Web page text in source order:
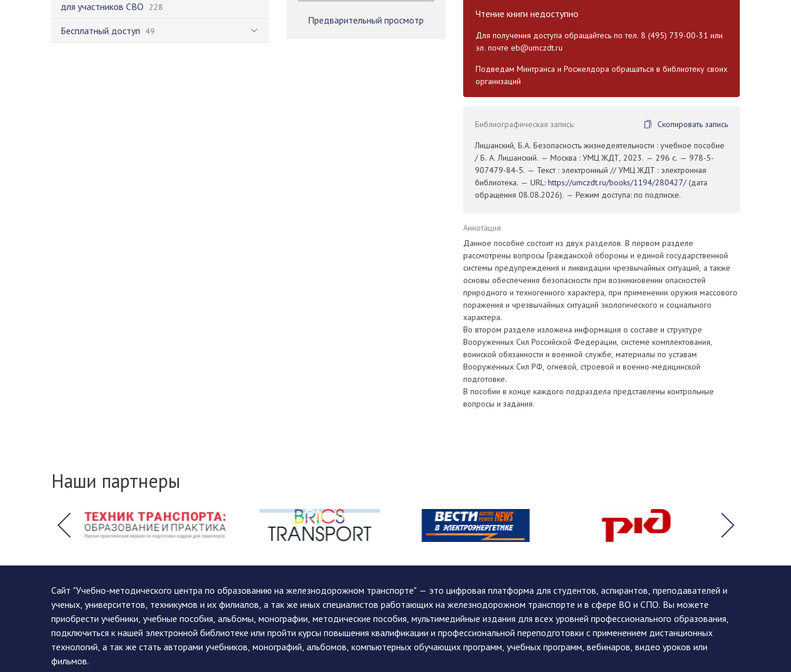
для участников СВО 228
Бесплатный доступ 49
Предварительный просмотр
Чтение книги недоступно
Для получения доступа обращайтесь по тел. 8 (495) 739-00-31 или
эл. почте eb@umczdt.ru
Подведам Минтранса и Росжелдора обращаться в библиотеку своих
организаций
Библиографическая запись:
Скопировать запись
Лишанский, Б.А. Безопасность жизнедеятельности : учебное пособие
/ Б. А. Лишанский. — Москва : УМЦ ЖДТ, 2023. — 296 с. — 978-5-
907479-84-5. — Текст : электронный // УМЦ ЖДТ : электронная
библиотека. — URL: https://umczdt.ru/books/1194/280427/(дата
обращения 08.08.2026). — Режим доступа: по подписке.
Аннотация
Данное пособие состоит из двух разделов. В первом разделе
рассмотрены вопросы Гражданской обороны и единой государственной
системы предупреждения и ликвидации чрезвычайных ситуаций, а также
основы обеспечения безопасности при возникновении опасностей
природного и техногенного характера, при применении оружия массового
поражения и чрезвычайных ситуаций экологического и социального
характера.
Во втором разделе изложена информация о составе и структуре
Вооруженных Сил Российской Федерации, системе комплектования,
воинской обязанности и военной службе, материалы по уставам
Вооруженных Сил РФ, огневой, строевой и военно-медицинской
подготовке.
В пособии в конце каждого подраздела представлены контрольные
вопросы и задания.
Наши партнеры
Сайт "Учебно-методического центра по образованию на железнодорожном транспорте" — это цифровая платформа для студентов, аспирантов, преподавателей и
ученых, университетов, техникумов и их филиалов, а так же иных специалистов работающих на железнодорожном транспорте и в сфере ВО и СПО. Вы можете
приобрести учебники, учебные пособия, альбомы, монографии, методические пособия, мультимедийные издания для всех уровней профессионального образования,
подключиться к нашей электронной библиотеке или пройти курсы повышения квалификации и профессиональной переподготовки с применением дистанционных
технологий, а так же стать авторами учебников, монографий, альбомов, компьютерных обучающих программ, учебных программ, вебинаров, видео уроков или
фильмов.